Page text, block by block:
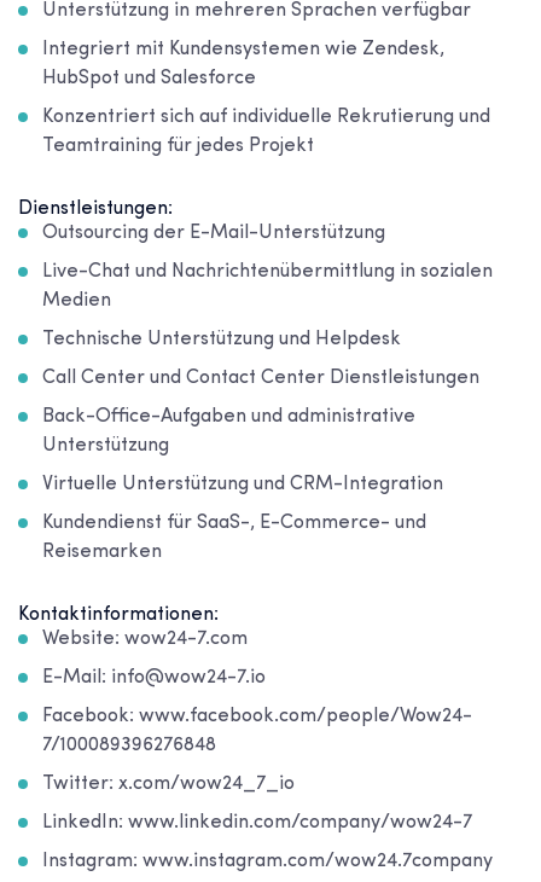
Unterstützung in mehreren Sprachen verfügbar
Integriert mit Kundensystemen wie Zendesk,
HubSpot und Salesforce
Konzentriert sich auf individuelle Rekrutierung und
Teamtraining für jedes Projekt
Dienstleistungen:
Outsourcing der E-Mail-Unterstützung
Live-Chat und Nachrichtenübermittlung in sozialen
Medien
Technische Unterstützung und Helpdesk
Call Center und Contact Center Dienstleistungen
Back-Office-Aufgaben und administrative
Unterstützung
Virtuelle Unterstützung und CRM-Integration
Kundendienst für SaaS-, E-Commerce- und
Reisemarken
Kontaktinformationen:
Website: wow24-7.com
E-Mail: info@wow24-7.io
Facebook: www.facebook.com/people/Wow24-
7/100089396276848
Twitter: x.com/wow24_7_io
LinkedIn: www.linkedin.com/company/wow24-7
Instagram: www.instagram.com/wow24.7company